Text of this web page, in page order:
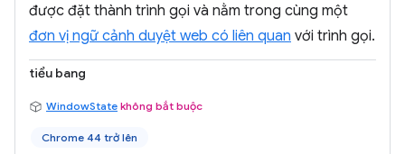
được đặt thành trình gọi và nằm trong cùng một
đơn vị ngữ cảnh duyệt web có liên quan với trình gọi.
tiểu bang
WindowState không bắt buộc
Chrome 44 trở lên